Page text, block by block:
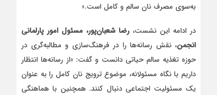
به‌سوی مصرف نان سالم و کامل است.»
در ادامه این نشست،رضا شعبان‌پور، مسئول امور پارلمانی
انجمن، نقش رسانه‌ها را در فرهنگ‌سازی و مطالبه‌گری در
حوزه تغذیه سالم حیاتی دانست و گفت: «از رسانه‌ها انتظار
داریم با نگاه مسئولانه، موضوع ترویج نان کامل را به عنوان
یک مسئولیت اجتماعی دنبال کنند. همچنین با هماهنگی